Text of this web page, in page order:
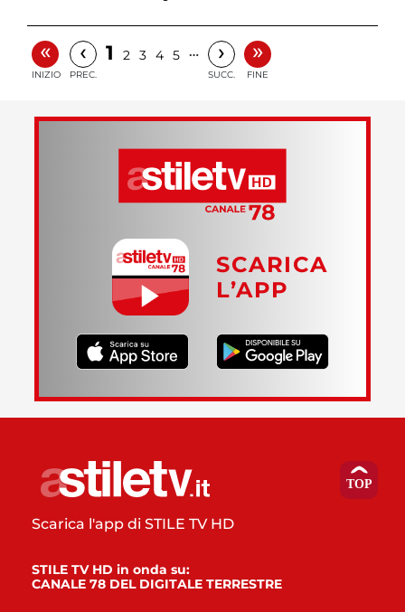
«
INIZIO
‹
PREC.
1 2 3 4 5 … ›
SUCC.
»
FINE
SCARICA
L’APP
Scarica l'app di STILE TV HD
STILE TV HD in onda su:
CANALE 78 DEL DIGITALE TERRESTRE